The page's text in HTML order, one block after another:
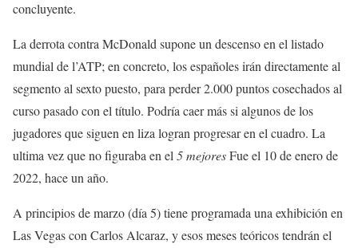
concluyente.
La derrota contra McDonald supone un descenso en el listado
mundial de l’ATP; en concreto, los españoles irán directamente al
segmento al sexto puesto, para perder 2.000 puntos cosechados al
curso pasado con el título. Podría caer más si algunos de los
jugadores que siguen en liza logran progresar en el cuadro. La
ultima vez que no figuraba en el5 mejoresFue el 10 de enero de
2022, hace un año.
A principios de marzo (día 5) tiene programada una exhibición en
Las Vegas con Carlos Alcaraz, y esos meses teóricos tendrán el